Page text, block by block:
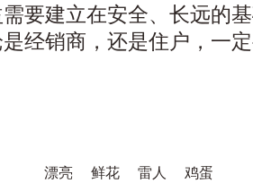
要建立在安全、长远的
经销商，还是住户，一
漂亮 鲜花 雷人 鸡蛋